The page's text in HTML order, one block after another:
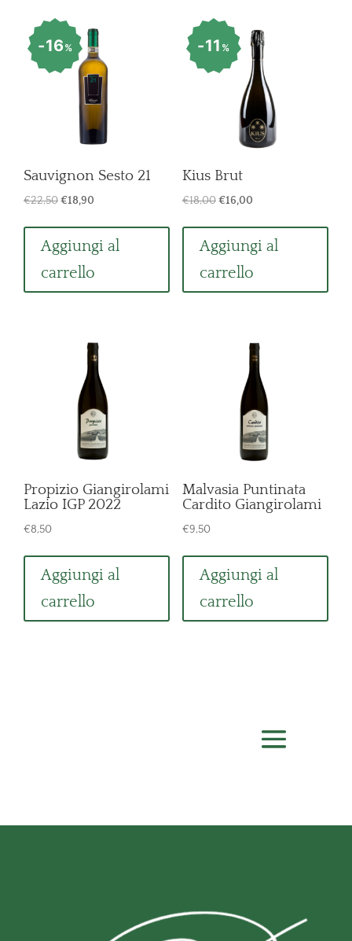
16%
Sauvignon Sesto 21
€22,50Il
originale
€22,50.
€18,90
attuale
Aggiungi al
carrello
11%
Kius Brut
€18,00 Il
originale
€18,00.
€16,00Il
attuale
Aggiungi al
carrello
Propizio Giangirolami
Lazio IGP 2022
€8,50
Aggiungi al
carrello
Malvasia Puntinata
Cardito Giangirolami
€9,50
Aggiungi al
carrello